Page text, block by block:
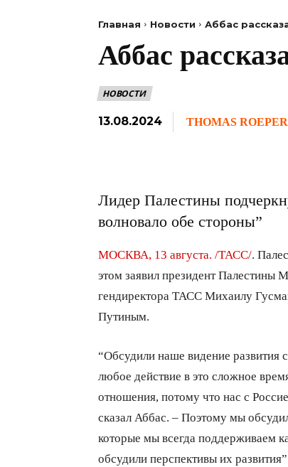
Главная Новости Аббас
Аббас
НОВОСТИ
13.08.2024 THOMAS ROEPER
Лидер Палестины
волновало обе стороны”
МОСКВА, 13 августа. /ТАСС/ .
этом заявил президент Палестины
гендиректора ТАСС Михаилу
Путиным.
“Обсудили наше видение
любое действие в это сложное
отношения, потому что нас с
сказал Аббас. – Поэтому мы
которые мы всегда поддерживаем
обсудили перспективы их развития”.